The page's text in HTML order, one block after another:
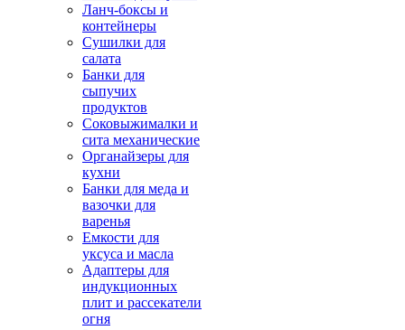
Ланч-боксы и
контейнеры
Сушилки для
салата
Банки для
сыпучих
продуктов
Соковыжималки и
сита механические
Органайзеры для
кухни
Банки для меда и
вазочки для
варенья
Емкости для
уксуса и масла
Адаптеры для
индукционных
плит и рассекатели
огня